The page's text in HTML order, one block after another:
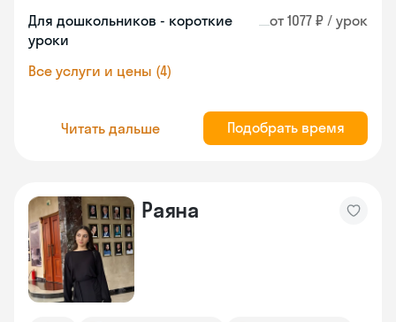
Для дошкольников - короткие
уроки
от 1077 ₽ / урок
Все услуги и цены (4)
Читать дальше Подобрать время
Раяна